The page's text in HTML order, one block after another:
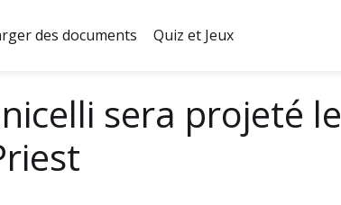
des documents Quiz et Jeux
sera projeté le